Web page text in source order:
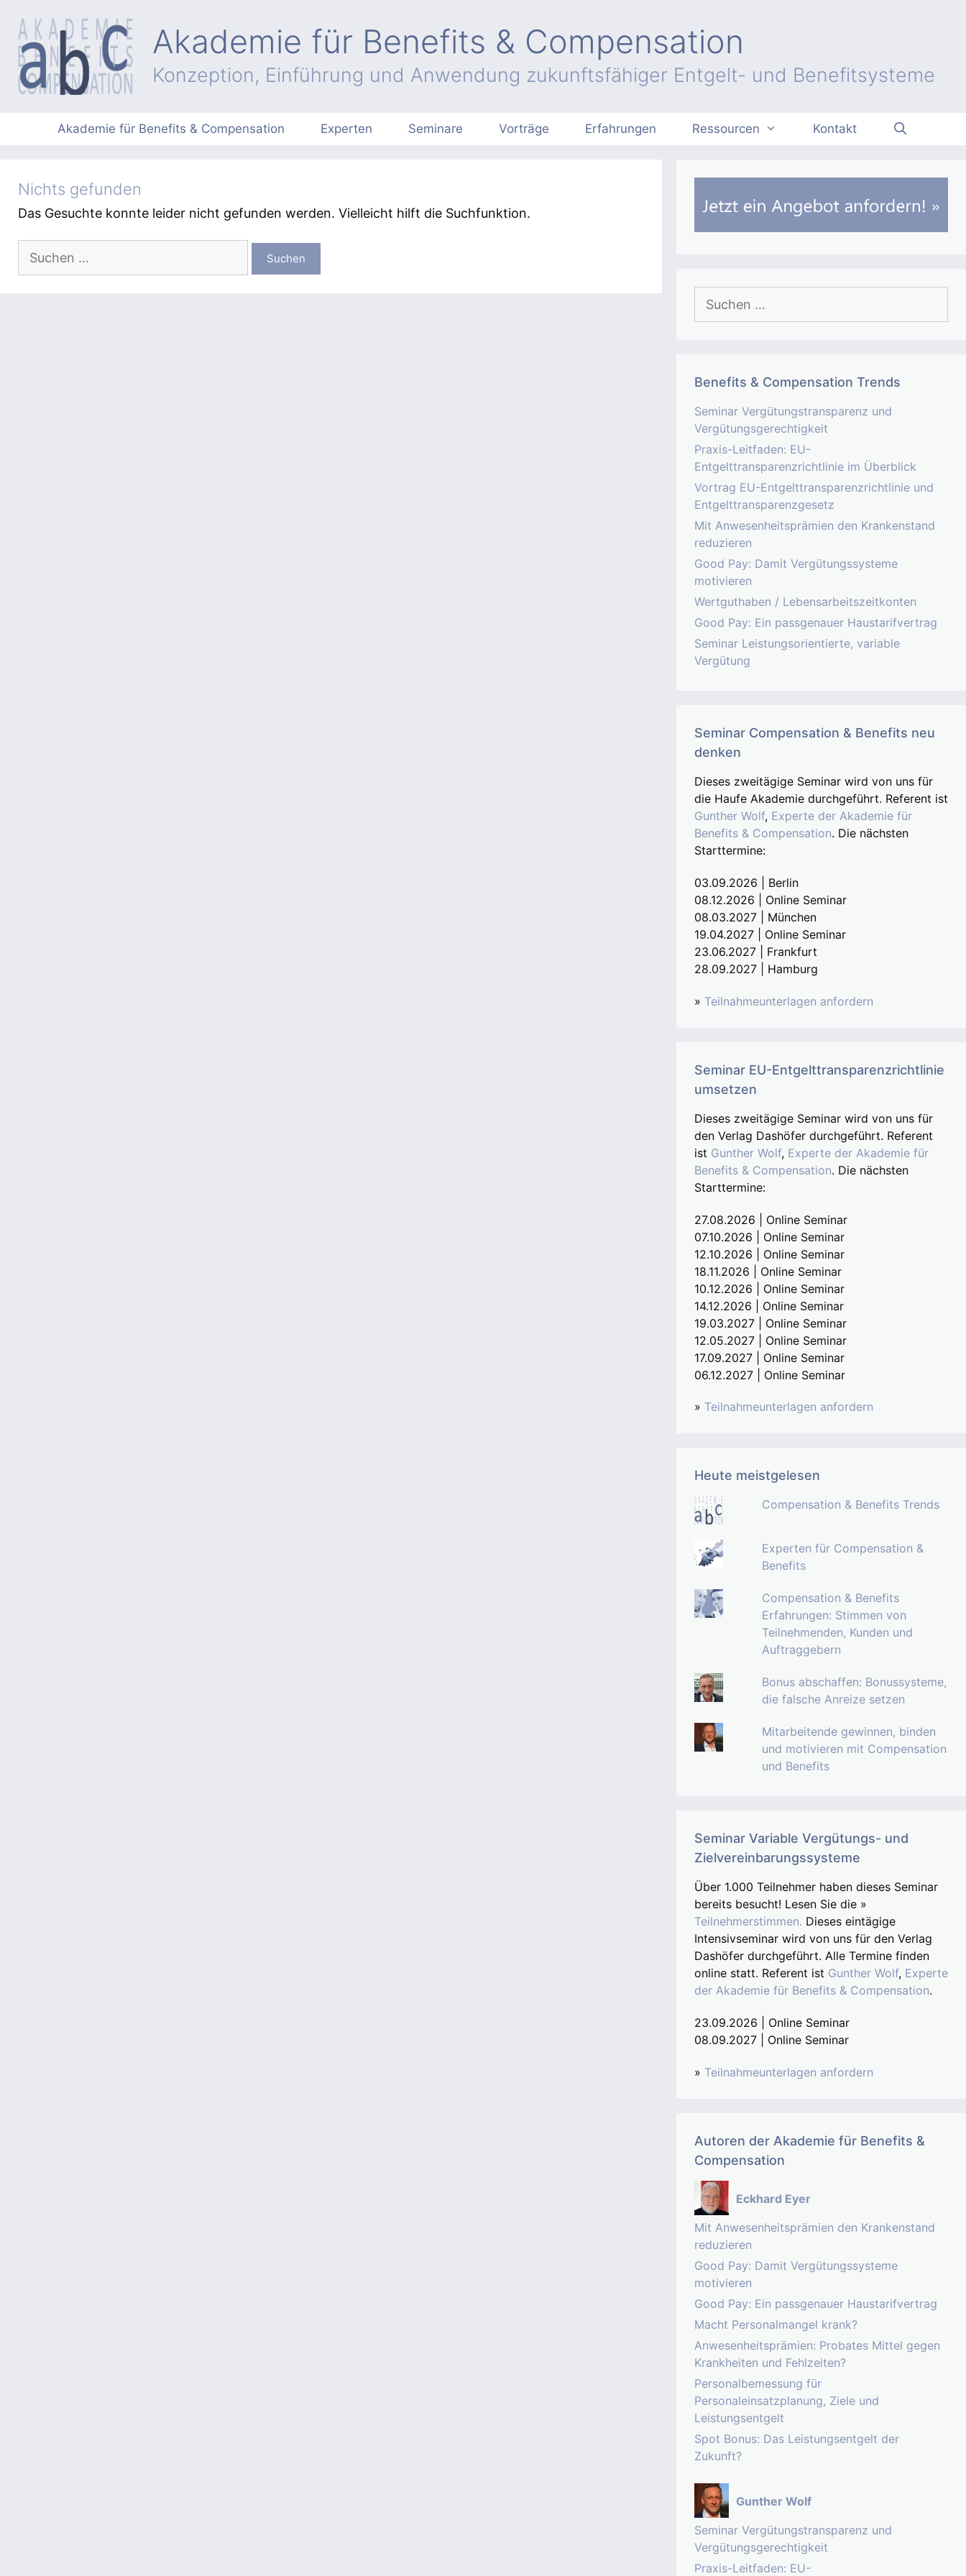
Inhalt
springen
Akademie für Benefits & Compensation
Konzeption, Einführung und Anwendung zukunftsfähiger Entgelt- und Benefitsysteme
Akademie für Benefits & Compensation Experten Seminare Vorträge Erfahrungen Ressourcen Kontakt
Nichts gefunden
Das Gesuchte konnte leider nicht gefunden werden. Vielleicht hilft die Suchfunktion.
Suchen
nach:
nach:
Benefits & Compensation Trends
Seminar Vergütungstransparenz und
Vergütungsgerechtigkeit
Praxis-Leitfaden: EU-
Entgelttransparenzrichtlinie im Überblick
Vortrag EU-Entgelttransparenzrichtlinie und
Entgelttransparenzgesetz
Mit Anwesenheitsprämien den Krankenstand
reduzieren
Good Pay: Damit Vergütungssysteme
motivieren
Wertguthaben / Lebensarbeitszeitkonten
Good Pay: Ein passgenauer Haustarifvertrag
Seminar Leistungsorientierte, variable
Vergütung
Seminar Compensation & Benefits neu
denken
Dieses zweitägige Seminar wird von uns für
die Haufe Akademie durchgeführt. Referent ist
Gunther Wolf, Experte der Akademie für
Benefits & Compensation. Die nächsten
Starttermine:
03.09.2026 | Berlin
08.12.2026 | Online Seminar
08.03.2027 | München
19.04.2027 | Online Seminar
23.06.2027 | Frankfurt
28.09.2027 | Hamburg
» Teilnahmeunterlagen anfordern
Seminar EU-Entgelttransparenzrichtlinie
umsetzen
Dieses zweitägige Seminar wird von uns für
den Verlag Dashöfer durchgeführt. Referent
ist Gunther Wolf, Experte der Akademie für
Benefits & Compensation. Die nächsten
Starttermine:
27.08.2026 | Online Seminar
07.10.2026 | Online Seminar
12.10.2026 | Online Seminar
18.11.2026 | Online Seminar
10.12.2026 | Online Seminar
14.12.2026 | Online Seminar
19.03.2027 | Online Seminar
12.05.2027 | Online Seminar
17.09.2027 | Online Seminar
06.12.2027 | Online Seminar
» Teilnahmeunterlagen anfordern
Heute meistgelesen
Compensation & Benefits Trends
Experten für Compensation &
Benefits
Compensation & Benefits
Erfahrungen: Stimmen von
Teilnehmenden, Kunden und
Auftraggebern
Bonus abschaffen: Bonussysteme,
die falsche Anreize setzen
Mitarbeitende gewinnen, binden
und motivieren mit Compensation
und Benefits
Seminar Variable Vergütungs- und
Zielvereinbarungssysteme
Über 1.000 Teilnehmer haben dieses Seminar
bereits besucht! Lesen Sie die »
Teilnehmerstimmen. Dieses eintägige
Intensivseminar wird von uns für den Verlag
Dashöfer durchgeführt. Alle Termine finden
online statt. Referent ist Gunther Wolf, Experte
der Akademie für Benefits & Compensation.
23.09.2026 | Online Seminar
08.09.2027 | Online Seminar
» Teilnahmeunterlagen anfordern
Autoren der Akademie für Benefits &
Compensation
Eckhard Eyer
Mit Anwesenheitsprämien den Krankenstand
reduzieren
Good Pay: Damit Vergütungssysteme
motivieren
Good Pay: Ein passgenauer Haustarifvertrag
Macht Personalmangel krank?
Anwesenheitsprämien: Probates Mittel gegen
Krankheiten und Fehlzeiten?
Personalbemessung für
Personaleinsatzplanung, Ziele und
Leistungsentgelt
Spot Bonus: Das Leistungsentgelt der
Zukunft?
Gunther Wolf
Seminar Vergütungstransparenz und
Vergütungsgerechtigkeit
Praxis-Leitfaden: EU-